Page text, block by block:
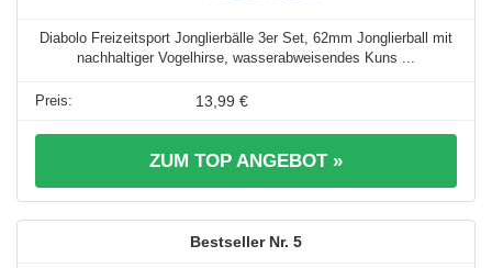
Diabolo Freizeitsport Jonglierbälle 3er Set, 62mm Jonglierball mit
nachhaltiger Vogelhirse, wasserabweisendes Kuns ...
13,99 €
ZUM TOP ANGEBOT »
5